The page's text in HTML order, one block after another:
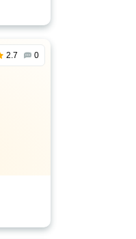
2.7 0